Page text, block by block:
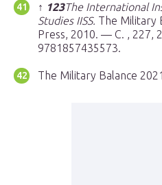
↑ 123The International
Studies IISS. The Military
Press, 2010. — С. , 227,
9781857435573.
The Military Balance